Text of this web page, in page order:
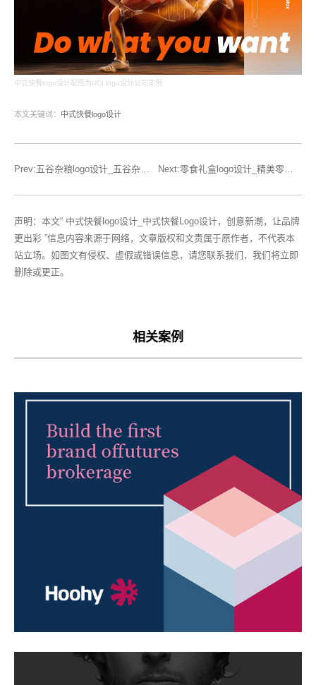
中式快餐logo设计配图为UCI logo设计公司案例
本文关键词： 中式快餐logo设计
Prev:五谷杂粮logo设计_五谷杂粮logo设计，精彩呈现 Next:零食礼盒logo设计_精美零食礼盒LOGO
声明：本文“ 中式快餐logo设计_中式快餐Logo设计，创意新潮，让品牌
更出彩 ”信息内容来源于网络，文章版权和文责属于原作者，不代表本
站立场。如图文有侵权、虚假或错误信息，请您联系我们，我们将立即
删除或更正。
相关案例